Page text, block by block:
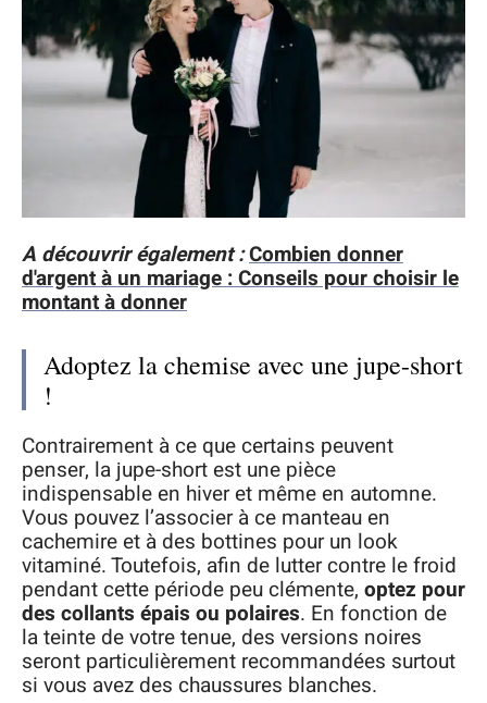
A découvrir également :Combien donner
d'argent à un mariage : Conseils pour choisir le
montant à donner
Adoptez la chemise avec une jupe-short
!
Contrairement à ce que certains peuvent
penser, la jupe-short est une pièce
indispensable en hiver et même en automne.
Vous pouvez l’associer à ce manteau en
cachemire et à des bottines pour un look
vitaminé. Toutefois, afin de lutter contre le froid
pendant cette période peu clémente, optez pour
des collants épais ou polaires. En fonction de
la teinte de votre tenue, des versions noires
seront particulièrement recommandées surtout
si vous avez des chaussures blanches.